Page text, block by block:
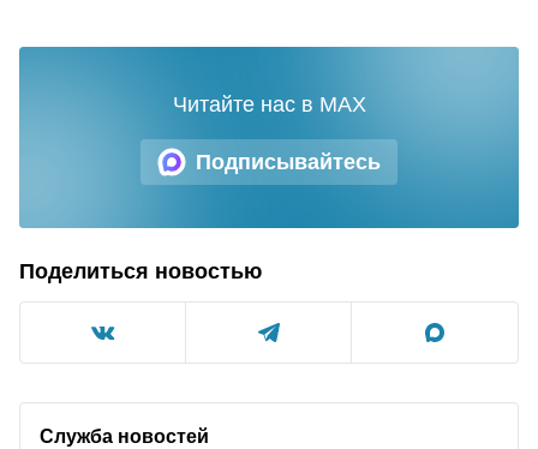
Подписывайтесь
Читайте нас в MAX
Поделиться новостью
Служба новостей